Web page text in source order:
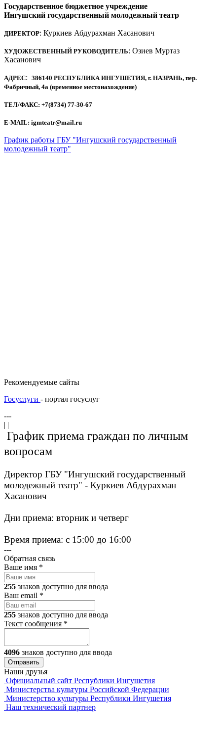
Государственное бюджетное учреждение
Ингушский государственный молодежный театр
ДИРЕКТОР: Куркиев Абдурахман Хасанович
ХУДОЖЕСТВЕННЫЙ РУКОВОДИТЕЛЬ: Озиев Муртаз
Хасанович
АДРЕС: 386140 РЕСПУБЛИКА ИНГУШЕТИЯ, г. НАЗРАНЬ, пер.
Фабричный, 4а (временное местонахождение)
ТЕЛ/ФАКС: +7(8734) 77-30-67
E-MAIL: igmteatr@mail.ru
График работы ГБУ "Ингушский государственный
молодежный театр"
Рекомендуемые сайты
Госуслуги - портал госуслуг
---
| |
График приема граждан по личным
вопросам
Директор ГБУ "Ингушский государственный
молодежный театр" - Куркиев Абдурахман
Хасанович
Дни приема: вторник и четверг
Время приема: с 15:00 до 16:00
---
Обратная связь
Ваше имя *
255 знаков доступно для ввода
Ваш email *
255 знаков доступно для ввода
Текст сообщения *
4096 знаков доступно для ввода
Наши друзья
Официальный сайт Республики Ингушетия
Министерства культуры Российской Федерации
Министерство культуры Республики Ингушетия
Наш технический партнер